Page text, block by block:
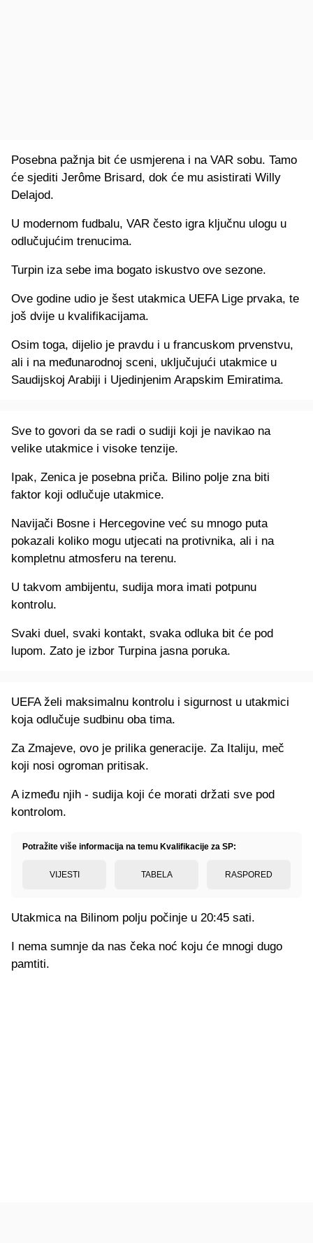
Posebna pažnja bit će usmjerena i na VAR sobu. Tamo
će sjediti Jerôme Brisard, dok će mu asistirati Willy
Delajod.
U modernom fudbalu, VAR često igra ključnu ulogu u
odlučujućim trenucima.
Turpin iza sebe ima bogato iskustvo ove sezone.
Ove godine udio je šest utakmica UEFA Lige prvaka, te
još dvije u kvalifikacijama.
Osim toga, dijelio je pravdu i u francuskom prvenstvu,
ali i na međunarodnoj sceni, uključujući utakmice u
Saudijskoj Arabiji i Ujedinjenim Arapskim Emiratima.
Sve to govori da se radi o sudiji koji je navikao na
velike utakmice i visoke tenzije.
Ipak, Zenica je posebna priča. Bilino polje zna biti
faktor koji odlučuje utakmice.
Navijači Bosne i Hercegovine već su mnogo puta
pokazali koliko mogu utjecati na protivnika, ali i na
kompletnu atmosferu na terenu.
U takvom ambijentu, sudija mora imati potpunu
kontrolu.
Svaki duel, svaki kontakt, svaka odluka bit će pod
lupom. Zato je izbor Turpina jasna poruka.
UEFA želi maksimalnu kontrolu i sigurnost u utakmici
koja odlučuje sudbinu oba tima.
Za Zmajeve, ovo je prilika generacije. Za Italiju, meč
koji nosi ogroman pritisak.
A između njih - sudija koji će morati držati sve pod
kontrolom.
Potražite više informacija na temu Kvalifikacije za SP:
VIJESTI TABELA RASPORED
Utakmica na Bilinom polju počinje u 20:45 sati.
I nema sumnje da nas čeka noć koju će mnogi dugo
pamtiti.